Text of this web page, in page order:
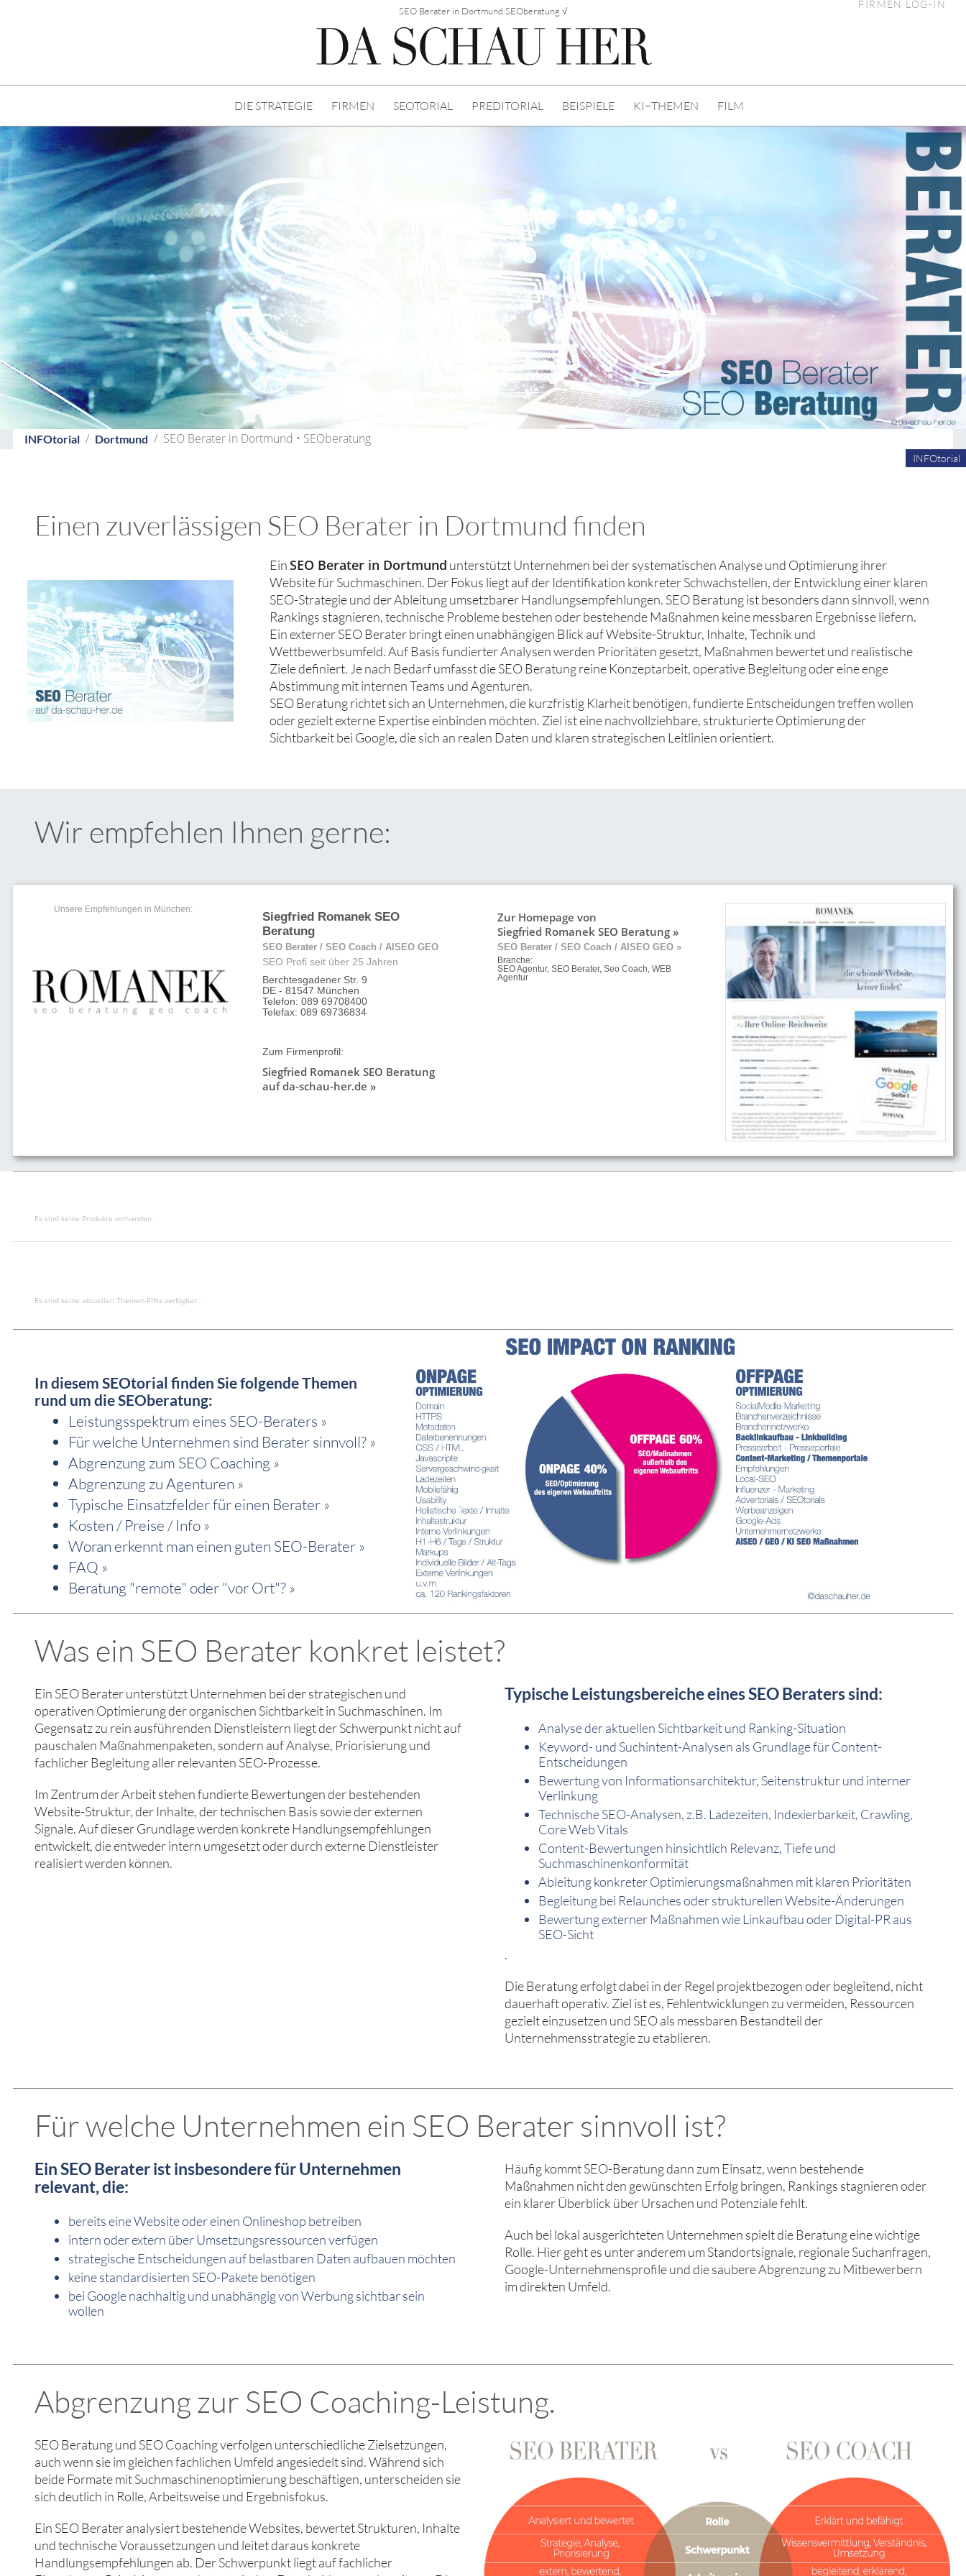
SEO Berater in Dortmund SEOberatung √
FIRMEN LOG-IN
DIE STRATEGIE FIRMEN SEOTORIAL PREDITORIAL BEISPIELE KI−THEMEN FILM
INFOtorial Dortmund SEO Berater in Dortmund • SEOberatung
INFOtorial
Einen zuverlässigen SEO Berater in Dortmund finden
EinSEO Berater in Dortmund unterstützt Unternehmen bei der systematischen Analyse und Optimierung ihrer
Website für Suchmaschinen. Der Fokus liegt auf der Identifikation konkreter Schwachstellen, der Entwicklung einer klaren
SEO-Strategie und der Ableitung umsetzbarer Handlungsempfehlungen. SEO Beratung ist besonders dann sinnvoll, wenn
Rankings stagnieren, technische Probleme bestehen oder bestehende Maßnahmen keine messbaren Ergebnisse liefern.
Ein externer SEO Berater bringt einen unabhängigen Blick auf Website-Struktur, Inhalte, Technik und
Wettbewerbsumfeld. Auf Basis fundierter Analysen werden Prioritäten gesetzt, Maßnahmen bewertet und realistische
Ziele definiert. Je nach Bedarf umfasst die SEO Beratung reine Konzeptarbeit, operative Begleitung oder eine enge
Abstimmung mit internen Teams und Agenturen.
SEO Beratung richtet sich an Unternehmen, die kurzfristig Klarheit benötigen, fundierte Entscheidungen treffen wollen
oder gezielt externe Expertise einbinden möchten. Ziel ist eine nachvollziehbare, strukturierte Optimierung der
Sichtbarkeit bei Google, die sich an realen Daten und klaren strategischen Leitlinien orientiert.
Wir empfehlen Ihnen gerne:
Unsere Empfehlungen in München:
Siegfried Romanek SEO
Beratung
SEO Berater / SEO Coach / AISEO GEO
SEO Profi seit über 25 Jahren
Berchtesgadener Str. 9
DE - 81547 München
Telefon: 089 69708400
Telefax: 089 69736834
Zum Firmenprofil:
Siegfried Romanek SEO Beratung
auf da-schau-her.de »
Zur Homepage von
Siegfried Romanek SEO Beratung »
SEO Berater / SEO Coach / AISEO GEO »
Branche:
SEO Agentur, SEO Berater, Seo Coach, WEB
Agentur
Es sind keine Produkte vorhanden.
Es sind keine aktuellen Themen-PINs verfügbar..
In diesem SEOtorial finden Sie folgende Themen
rund um die SEOberatung:
Leistungsspektrum eines SEO-Beraters »
Für welche Unternehmen sind Berater sinnvoll? »
Abgrenzung zum SEO Coaching »
Abgrenzung zu Agenturen »
Typische Einsatzfelder für einen Berater »
Kosten / Preise / Info »
Woran erkennt man einen guten SEO-Berater »
FAQ »
Beratung "remote" oder "vor Ort"? »
Was ein SEO Berater konkret leistet?
Ein SEO Berater unterstützt Unternehmen bei der strategischen und
operativen Optimierung der organischen Sichtbarkeit in Suchmaschinen. Im
Gegensatz zu rein ausführenden Dienstleistern liegt der Schwerpunkt nicht auf
pauschalen Maßnahmenpaketen, sondern auf Analyse, Priorisierung und
fachlicher Begleitung aller relevanten SEO-Prozesse.
Im Zentrum der Arbeit stehen fundierte Bewertungen der bestehenden
Website-Struktur, der Inhalte, der technischen Basis sowie der externen
Signale. Auf dieser Grundlage werden konkrete Handlungsempfehlungen
entwickelt, die entweder intern umgesetzt oder durch externe Dienstleister
realisiert werden können.
Typische Leistungsbereiche eines SEO Beraters sind:
Analyse der aktuellen Sichtbarkeit und Ranking-Situation
Keyword- und Suchintent-Analysen als Grundlage für Content-
Entscheidungen
Bewertung von Informationsarchitektur, Seitenstruktur und interner
Verlinkung
Technische SEO-Analysen, z.B. Ladezeiten, Indexierbarkeit, Crawling,
Core Web Vitals
Content-Bewertungen hinsichtlich Relevanz, Tiefe und
Suchmaschinenkonformität
Ableitung konkreter Optimierungsmaßnahmen mit klaren Prioritäten
Begleitung bei Relaunches oder strukturellen Website-Änderungen
Bewertung externer Maßnahmen wie Linkaufbau oder Digital-PR aus
SEO-Sicht
.
Die Beratung erfolgt dabei in der Regel projektbezogen oder begleitend, nicht
dauerhaft operativ. Ziel ist es, Fehlentwicklungen zu vermeiden, Ressourcen
gezielt einzusetzen und SEO als messbaren Bestandteil der
Unternehmensstrategie zu etablieren.
Für welche Unternehmen ein SEO Berater sinnvoll ist?
Ein SEO Berater ist insbesondere für Unternehmen
relevant, die:
bereits eine Website oder einen Onlineshop betreiben
intern oder extern über Umsetzungsressourcen verfügen
strategische Entscheidungen auf belastbaren Daten aufbauen möchten
keine standardisierten SEO-Pakete benötigen
bei Google nachhaltig und unabhängig von Werbung sichtbar sein
wollen
Häufig kommt SEO-Beratung dann zum Einsatz, wenn bestehende
Maßnahmen nicht den gewünschten Erfolg bringen, Rankings stagnieren oder
ein klarer Überblick über Ursachen und Potenziale fehlt.
Auch bei lokal ausgerichteten Unternehmen spielt die Beratung eine wichtige
Rolle. Hier geht es unter anderem um Standortsignale, regionale Suchanfragen,
Google-Unternehmensprofile und die saubere Abgrenzung zu Mitbewerbern
im direkten Umfeld.
Abgrenzung zur SEO Coaching-Leistung.
SEO Beratung und SEO Coaching verfolgen unterschiedliche Zielsetzungen,
auch wenn sie im gleichen fachlichen Umfeld angesiedelt sind. Während sich
beide Formate mit Suchmaschinenoptimierung beschäftigen, unterscheiden sie
sich deutlich in Rolle, Arbeitsweise und Ergebnisfokus.
Ein SEO Berater analysiert bestehende Websites, bewertet Strukturen, Inhalte
und technische Voraussetzungen und leitet daraus konkrete
Handlungsempfehlungen ab. Der Schwerpunkt liegt auf fachlicher